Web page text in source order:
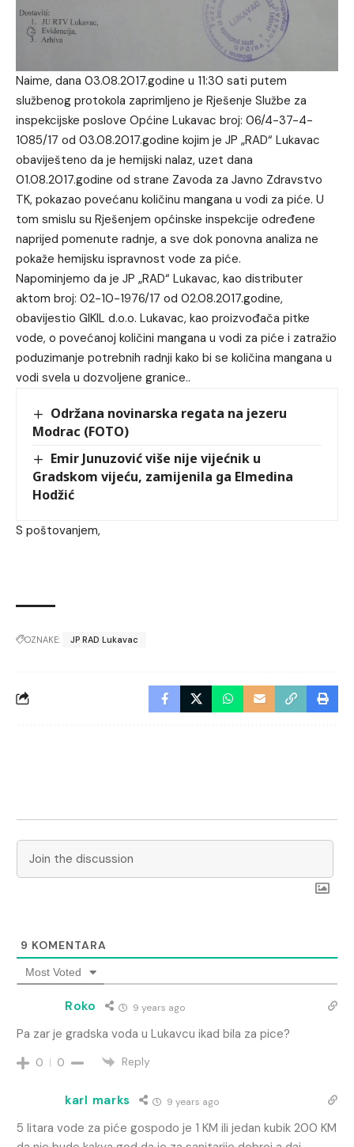
Naime, dana 03.08.2017.godine u 11:30 sati putem
službenog protokola zaprimljeno je Rješenje Službe za
inspekcijske poslove Općine Lukavac broj: 06/4-37-4-
1085/17 od 03.08.2017.godine kojim je JP „RAD“ Lukavac
obaviješteno da je hemijski nalaz, uzet dana
01.08.2017.godine od strane Zavoda za Javno Zdravstvo
TK, pokazao povećanu količinu mangana u vodi za piće. U
tom smislu su Rješenjem općinske inspekcije određene
naprijed pomenute radnje, a sve dok ponovna analiza ne
pokaže hemijsku ispravnost vode za piće.
Napominjemo da je JP „RAD“ Lukavac, kao distributer
aktom broj: 02-10-1976/17 od 02.08.2017.godine,
obavijestio GIKIL d.o.o. Lukavac, kao proizvođača pitke
vode, o povećanoj količini mangana u vodi za piće i zatražio
poduzimanje potrebnih radnji kako bi se količina mangana u
vodi svela u dozvoljene granice..
Održana novinarska regata na jezeru
Modrac (FOTO)
Emir Junuzović više nije vijećnik u
Gradskom vijeću, zamijenila ga Elmedina
Hodžić
S poštovanjem,
OZNAKE: JP RAD Lukavac
9 KOMENTARA
Most Voted
Roko 9 years ago
Pa zar je gradska voda u Lukavcu ikad bila za pice?
0 0 Reply
karl marks 9 years ago
5 litara vode za piće gospodo je 1 KM ili jedan kubik 200 KM